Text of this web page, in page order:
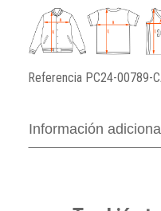
Referencia PC24-00789-
Información adicional